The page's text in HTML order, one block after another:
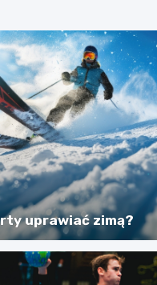
uprawiać zimą?